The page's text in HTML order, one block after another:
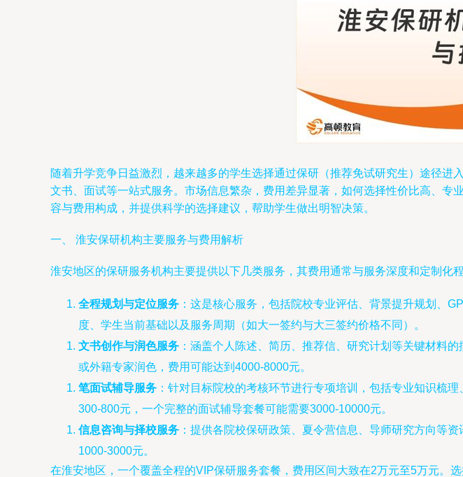
随着升学竞争日益激烈，越来越多的学生选择通过保研（推荐免试研究生）途径进
文书、面试等一站式服务。市场信息繁杂，费用差异显著，如何选择性价比高、
容与费用构成，并提供科学的选择建议，帮助学生做出明智决策。
一、 淮安保研机构主要服务与费用解析
淮安地区的保研服务机构主要提供以下几类服务，其费用通常与服务深度和定制化程
全程规划与定位服务 ：这是核心服务，包括院校专业评估、背景提升规划、
度、学生当前基础以及服务周期（如大一签约与大三签约价格不同）。
文书创作与润色服务 ：涵盖个人陈述、简历、推荐信、研究计划等关键材料
或外籍专家润色，费用可能达到4000-8000元。
笔面试辅导服务 ：针对目标院校的考核环节进行专项培训，包括专业知识梳
300-800元，一个完整的面试辅导套餐可能需要3000-10000元。
信息咨询与择校服务 ：提供各院校保研政策、夏令营信息、导师研究方向等
1000-3000元。
在淮安地区，一个覆盖全程的VIP保研服务套餐，费用区间大致在2万元至5万元。